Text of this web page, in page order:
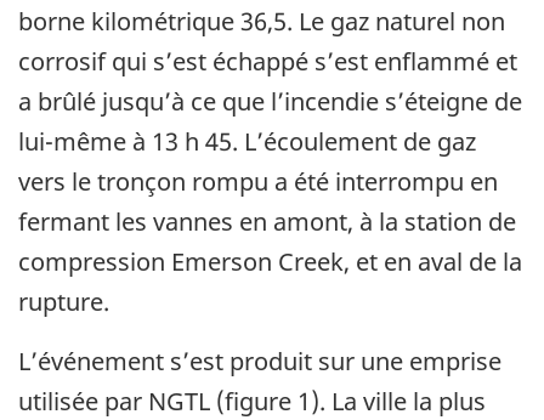
borne kilométrique 36,5. Le gaz naturel non
corrosif qui s’est échappé s’est enflammé et
a brûlé jusqu’à ce que l’incendie s’éteigne de
lui-même à 13 h 45. L’écoulement de gaz
vers le tronçon rompu a été interrompu en
fermant les vannes en amont, à la station de
compression Emerson Creek, et en aval de la
rupture.
L’événement s’est produit sur une emprise
utilisée par NGTL (figure 1). La ville la plus